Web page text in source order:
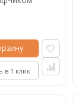
в 1 клик